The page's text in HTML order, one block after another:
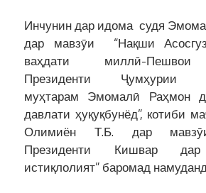
Инчунин дар идома судя
дар мавзӯи “Нақши
ваҳдати миллӣ-
Президенти Ҷумҳурии
муҳтарам Эмомалӣ Раҳмон
давлати ҳуқуқбунёд”, котиби
Олимиён Т.Б. дар
Президенти Кишвар
истиқлолият” баромад